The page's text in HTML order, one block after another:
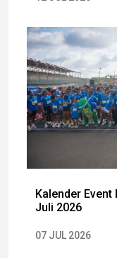
Kalender
Juli 2026
07 JUL 2026